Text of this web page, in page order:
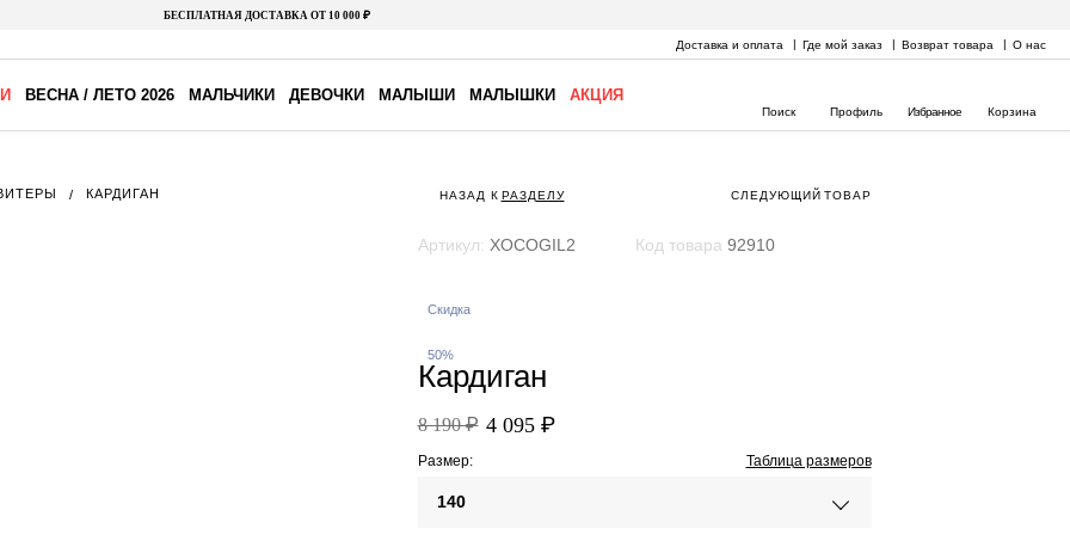
БЕСПЛАТНАЯ ДОСТАВКА ОТ 10 000 ₽
Доставка и оплата Где мой заказ Возврат товара О нас
ВЕСНА / ЛЕТО 2026 МАЛЬЧИКИ ДЕВОЧКИ МАЛЫШИ МАЛЫШКИ АКЦИЯ
Поиск Профиль Избранное Корзина
КАРДИГАН НАЗАД К РАЗДЕЛУ СЛЕДУЮЩИЙ ТОВАР
Артикул: XOCOGIL2 Код товара 92910
Скидка
50%
Кардиган
8 190 ₽ 4 095 ₽
Размер: Таблица размеров
140